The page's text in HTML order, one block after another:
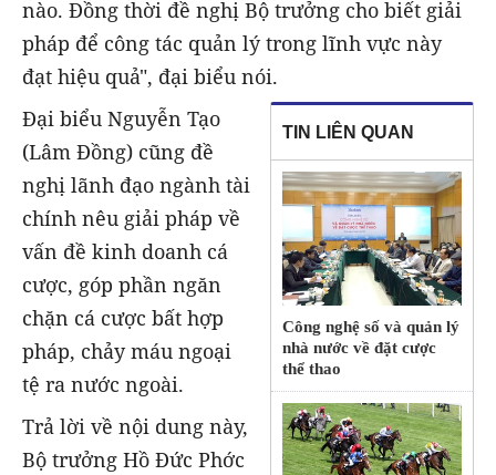
nào. Đồng thời đề nghị Bộ trưởng cho biết giải
pháp để công tác quản lý trong lĩnh vực này
đạt hiệu quả", đại biểu nói.
TIN LIÊN QUAN
Công nghệ số và quản lý
nhà nước về đặt cược
thể thao
Đại biểu Nguyễn Tạo
(Lâm Đồng) cũng đề
nghị lãnh đạo ngành tài
chính nêu giải pháp về
vấn đề kinh doanh cá
cược, góp phần ngăn
chặn cá cược bất hợp
pháp, chảy máu ngoại
tệ ra nước ngoài.
Trả lời về nội dung này,
Bộ trưởng Hồ Đức Phớc